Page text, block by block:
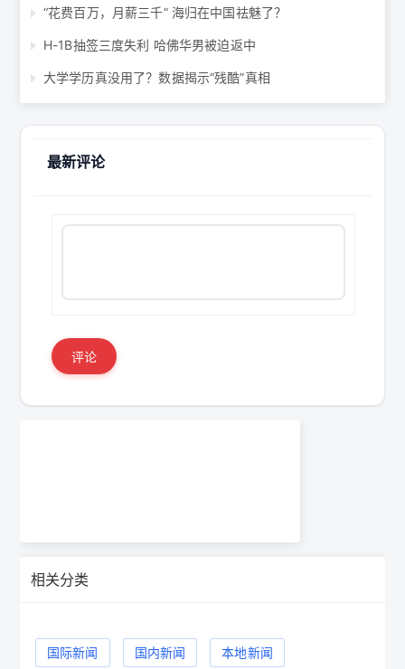
“花费百万，月薪三千” 海归在中国祛魅了？
H-1B抽签三度失利 哈佛华男被迫返中
大学学历真没用了？数据揭示“残酷”真相
最新评论
评论
相关分类
国际新闻 国内新闻 本地新闻